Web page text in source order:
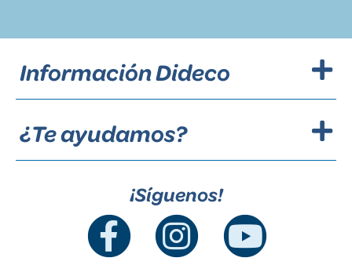
Información Dideco
¿Te ayudamos?
¡Síguenos!